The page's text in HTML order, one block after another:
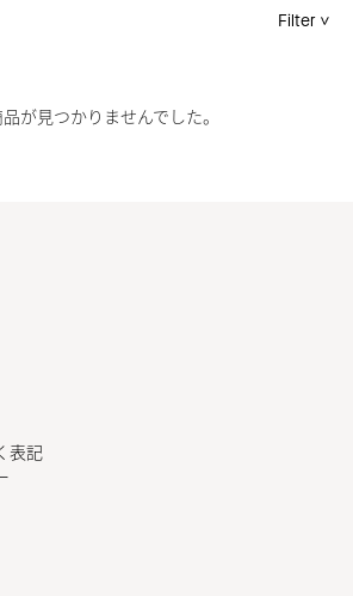
Filter
が見つかりませんでした。
表記